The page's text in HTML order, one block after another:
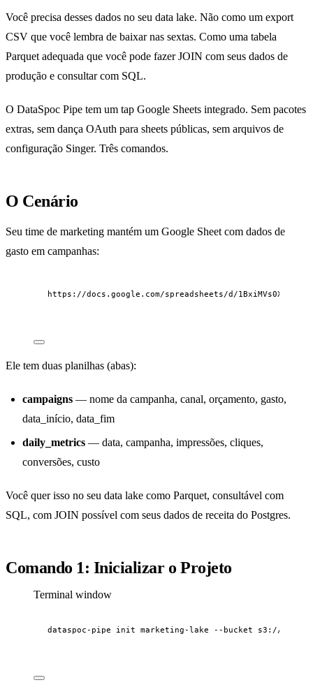
Você precisa desses dados no seu data lake. Não como um export
CSV que você lembra de baixar nas sextas. Como uma tabela
Parquet adequada que você pode fazer JOIN com seus dados de
produção e consultar com SQL.
O DataSpoc Pipe tem um tap Google Sheets integrado. Sem pacotes
extras, sem dança OAuth para sheets públicas, sem arquivos de
configuração Singer. Três comandos.
O Cenário
Seu time de marketing mantém um Google Sheet com dados de
gasto em campanhas:
https://docs.google.com/spreadsheets/d/
Ele tem duas planilhas (abas):
campaigns — nome da campanha, canal, orçamento, gasto,
data_início, data_fim
daily_metrics — data, campanha, impressões, cliques,
conversões, custo
Você quer isso no seu data lake como Parquet, consultável com
SQL, com JOIN possível com seus dados de receita do Postgres.
Comando 1: Inicializar o Projeto
Terminal window
dataspoc-pipe init marketing-lake --bucket s3://